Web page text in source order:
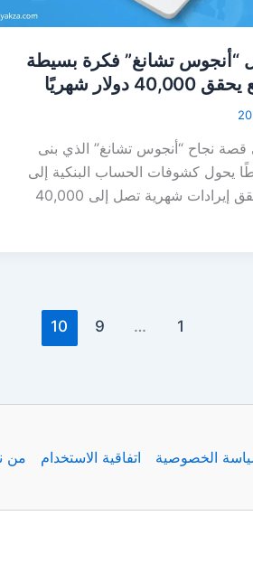
“أنجوس تشانغ” فكرة بسيطة
دولار شهريًا
نجاح “أنجوس تشانغ” الذي بنى
يحول كشوفات الحساب البنكية إلى
Excel، وحقق إيرادات شهرية تصل إلى 40,000
1
…
9
10
الخصوصية اتفاقية الاستخدام من